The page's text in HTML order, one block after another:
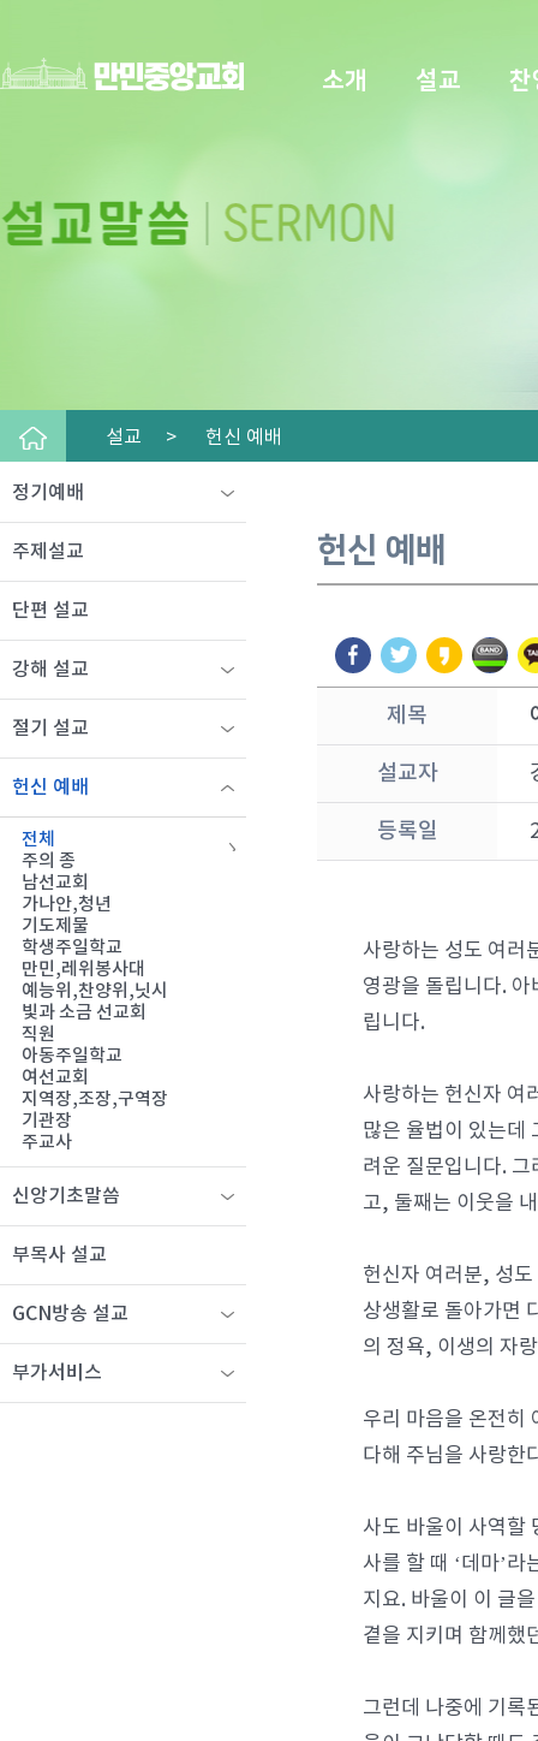
소개 설교 찬
설교 > 헌신 예배
헌신 예배
제목
설교자
등록일
사랑하는 성도 여러
영광을 돌립니다.
립니다.
사랑하는 헌신자 여
많은 율법이 있는데
려운 질문입니다.
고, 둘째는 이웃을
헌신자 여러분, 성
상생활로 돌아가면
의 정욕, 이생의 자
우리 마음을 온전히
다해 주님을 사랑한
사도 바울이 사역할
사를 할 때 ‘데마’
지요. 바울이 이 글
곁을 지키며 함께했
그런데 나중에 기록
정기예배
주제설교
단편 설교
강해 설교
절기 설교
헌신 예배
전체
주의 종
남선교회
가나안,청년
기도제물
학생주일학교
만민,레위봉사대
예능위,찬양위,닛시
빛과 소금 선교회
직원
아동주일학교
여선교회
지역장,조장,구역장
기관장
주교사
신앙기초말씀
부목사 설교
GCN방송 설교
부가서비스